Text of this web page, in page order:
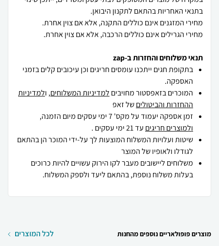
מחירי הגרילים אינם כוללים הרכבה, אלא אם צוין אחרת.
תנאי משלוחים והחזרות ב-zap
בתקופת חגים ייתכנו עומסים חריגים וכן עיכובים קלים בזמני
האספקה.
המוכרים בזאפסטור מחויבים למדיניות המשלוחים, ולמדיניות
ההחזרות והביטוליםשל זאפ
זמן אספקה יעמוד על מקס' 7 ימי עסקים מיום הזמנה,
ולמוצרים חריגים עד 21 ימי עסקים .
שיטות ועלויות המשלוח המוצעות לך על-ידי המוכר הן בהתאם
לגודלו ולאופיו של המוצר
משלוחים ליישובים מעבר לקו הירוק עשויים להיות כרוכים
בעלות משלוח נוספת, בהתאם ליעד ולספק המשלוח.
מוצרים פופולאריים נוספים מהחנות לכל המוצרים